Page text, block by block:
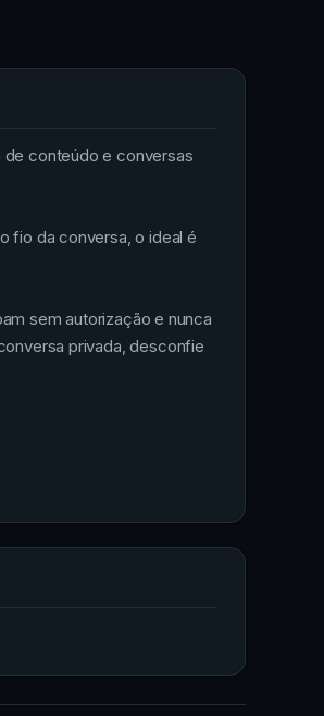
de conteúdo e conversas
fio da conversa, o ideal é
sem autorização e nunca
privada, desconfie